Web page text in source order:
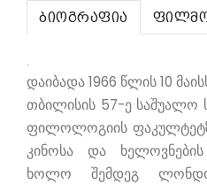
ბიოგრაფია
.
დაიბადა 1966 წლის 10
თბილისის 57-ე
ფილოლოგიის
კინოსა და
ხოლო შემდეგ